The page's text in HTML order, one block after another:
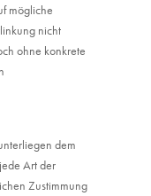
mögliche
nicht
ohne konkrete
dem
Art der
Zustimmung